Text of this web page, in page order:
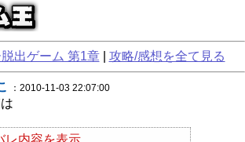
出ゲーム 第1章| 攻略/感想を全て見る
：2010-11-03 22:07:00
レ内容を表示